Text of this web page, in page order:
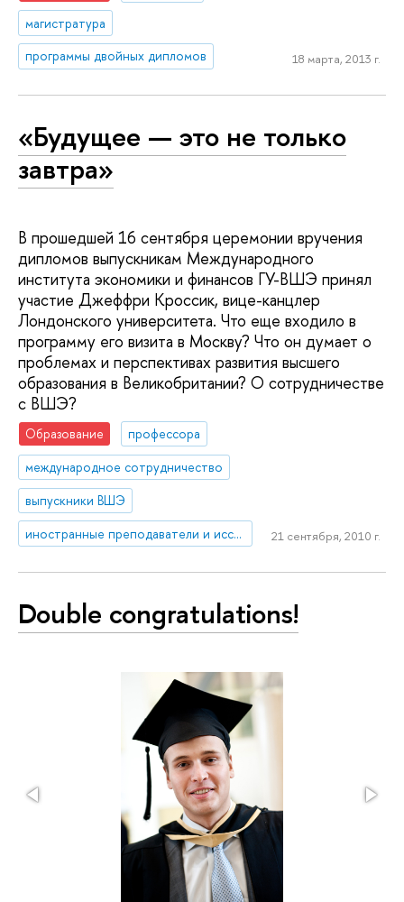
магистратура
программы двойных дипломов
18 марта, 2013 г.
«Будущее — это не только
завтра»
В прошедшей 16 сентября церемонии вручения
дипломов выпускникам Международного
института экономики и финансов ГУ-ВШЭ принял
участие Джеффри Кроссик, вице-канцлер
Лондонского университета. Что еще входило в
программу его визита в Москву? Что он думает о
проблемах и перспективах развития высшего
образования в Великобритании? О сотрудничестве
с ВШЭ?
Образование
профессора
международное сотрудничество
выпускники ВШЭ
иностранные преподаватели и исследователи
21 сентября, 2010 г.
Double congratulations!